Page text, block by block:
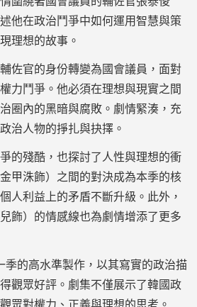
他在政治鬥爭中如何運用智慧與策
理想的故事。
佐官的身份轉變為國會議員，面對
力鬥爭。他必須在理想與現實之間
圈內的黑暗與腐敗。劇情緊湊，充
治人物的掙扎與抉擇。
的殘酷，也探討了人性與理想的衝
甲洙飾）之間的對決成為本季的核
人利益上的矛盾不斷升級。此外，
飾）的情感線也為劇情增添了更多
季的高水準製作，以其寫實的政治描
觀眾好評。劇集不僅展示了韓國政
眾對權力、正義與理想的思考。